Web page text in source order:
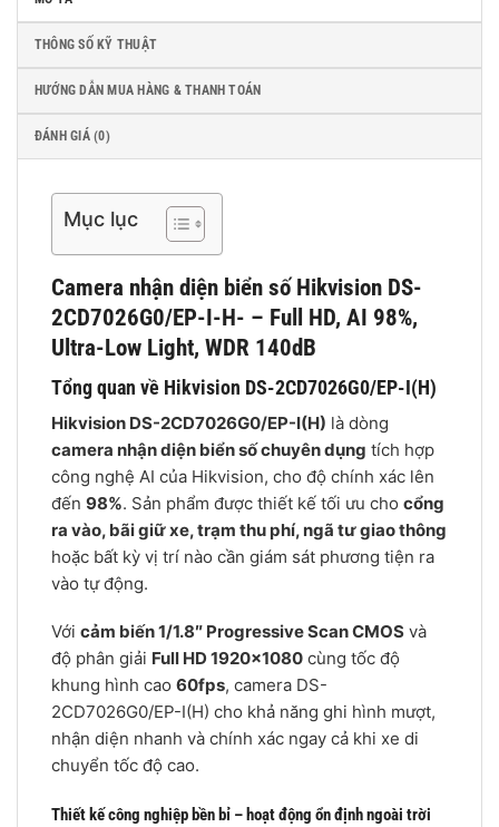
THÔNG SỐ KỸ THUẬT
HƯỚNG DẪN MUA HÀNG & THANH TOÁN
ĐÁNH GIÁ (0)
Mục lục
Camera nhận diện biển số Hikvision DS-
2CD7026G0/EP-I-H- – Full HD, AI 98%,
Ultra-Low Light, WDR 140dB
Tổng quan về Hikvision DS-2CD7026G0/EP-I(H)
Hikvision DS-2CD7026G0/EP-I(H) là dòng
camera nhận diện biển số chuyên dụng tích hợp
công nghệ AI của Hikvision, cho độ chính xác lên
đến 98%. Sản phẩm được thiết kế tối ưu cho cổng
ra vào, bãi giữ xe, trạm thu phí, ngã tư giao thông
hoặc bất kỳ vị trí nào cần giám sát phương tiện ra
vào tự động.
Với cảm biến 1/1.8″ Progressive Scan CMOS và
độ phân giải Full HD 1920×1080 cùng tốc độ
khung hình cao 60fps, camera DS-
2CD7026G0/EP-I(H) cho khả năng ghi hình mượt,
nhận diện nhanh và chính xác ngay cả khi xe di
chuyển tốc độ cao.
Thiết kế công nghiệp bền bỉ – hoạt động ổn định ngoài trời